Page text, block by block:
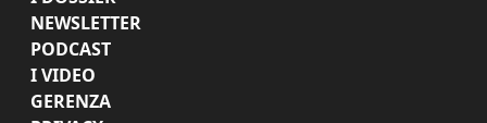
NEWSLETTER
PODCAST
I VIDEO
GERENZA